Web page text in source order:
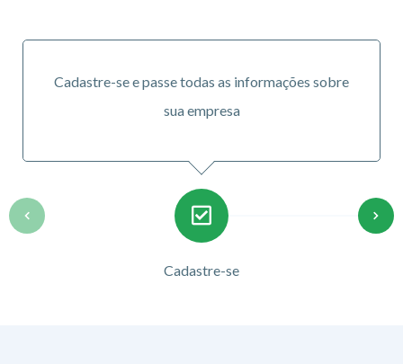
Cadastre-se e passe todas as informações sobre
sua empresa
Cadastre-se